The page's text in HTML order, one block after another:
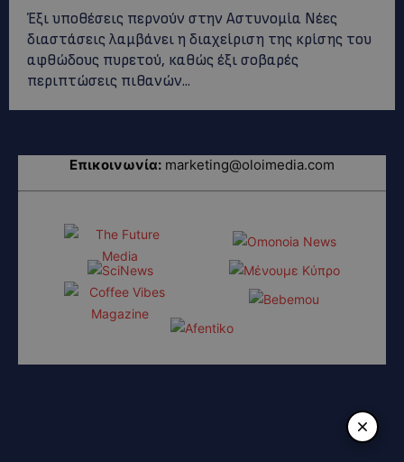
Έξι υποθέσεις περνούν στην Αστυνομία Νέες
διαστάσεις λαμβάνει η διαχείριση της κρίσης του
αφθώδους πυρετού, καθώς έξι σοβαρές
περιπτώσεις πιθανών...
Επικοινωνία: marketing@oloimedia.com